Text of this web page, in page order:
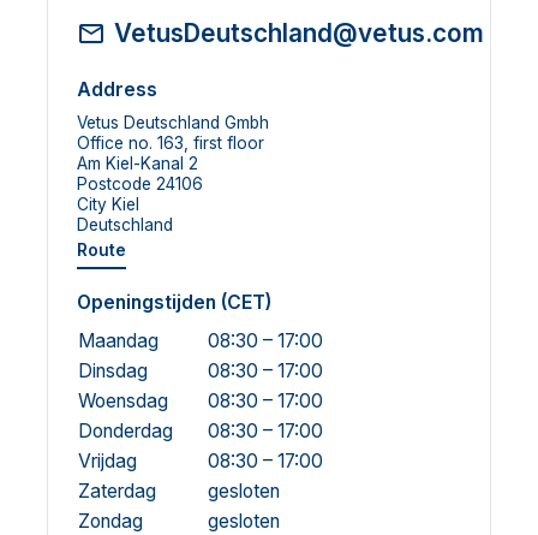
VetusDeutschland@vetus.com
Address
Vetus Deutschland Gmbh
Office no. 163, first floor
Am Kiel-Kanal 2
Postcode 24106
City Kiel
Deutschland
Route
Openingstijden (CET)
Maandag
08:30 – 17:00
Dinsdag
08:30 – 17:00
Woensdag
08:30 – 17:00
Donderdag
08:30 – 17:00
Vrijdag
08:30 – 17:00
Zaterdag
gesloten
Zondag
gesloten